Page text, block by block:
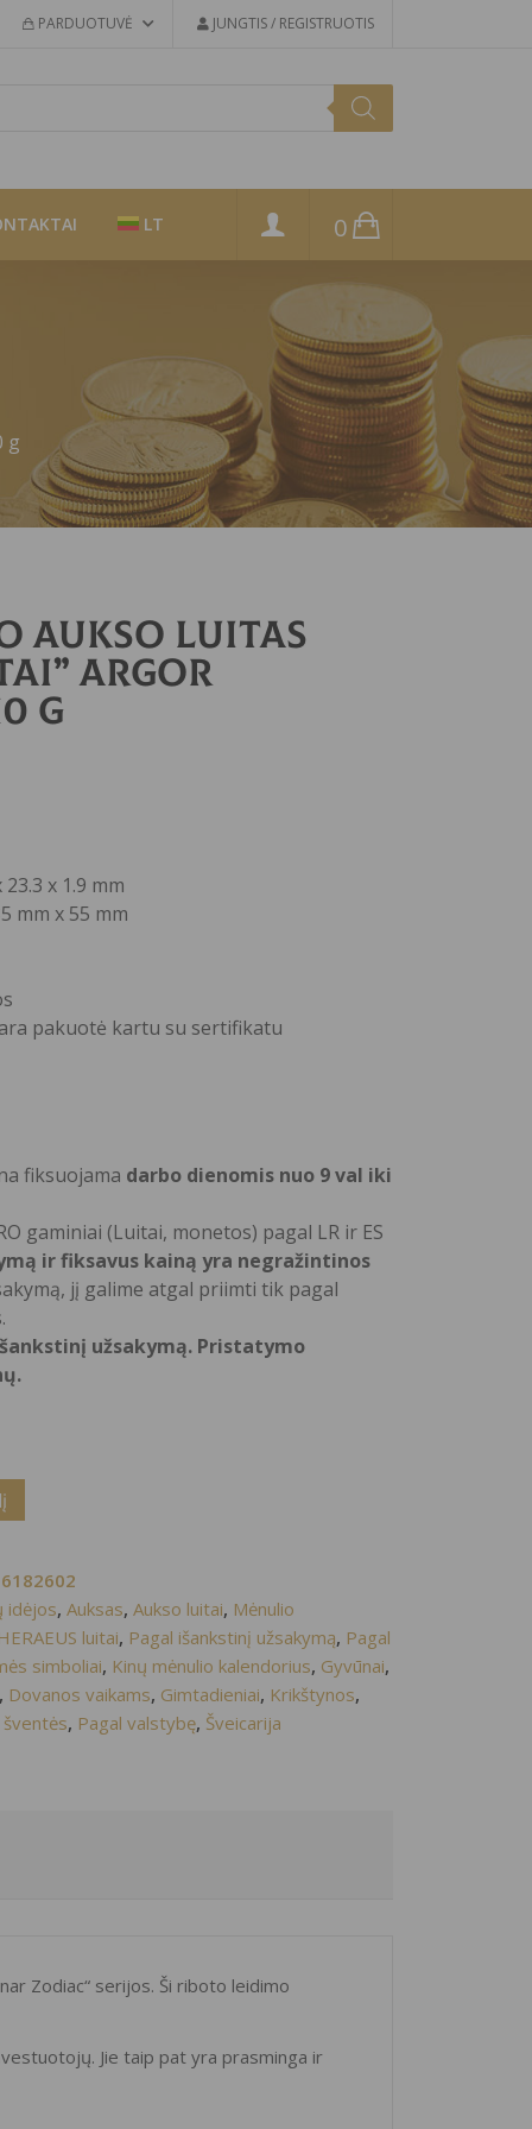
PARDUOTUVĖ JUNGTIS / REGISTRUOTIS
LT 0
g
aukso luitas
Argor
g
x 1.9 mm
mm x 55 mm
pakuotė kartu su sertifikatu
fiksuojama darbo dienomis nuo 9 val iki
gaminiai (Luitai, monetos) pagal LR ir ES
ir fiksavus kainą yra negražintinos
jį galime atgal priimti tik pagal
užsakymą. Pristatymo
idėjos,Auksas,Aukso luitai, Mėnulio
luitai, Pagal išankstinį užsakymą, Pagal
simboliai, Kinų mėnulio kalendorius, Gyvūnai,
, Dovanos vaikams, Gimtadieniai, Krikštynos,
, Pagal valstybę, Šveicarija
Zodiac“ serijos. Ši riboto leidimo
Jie taip pat yra prasminga ir